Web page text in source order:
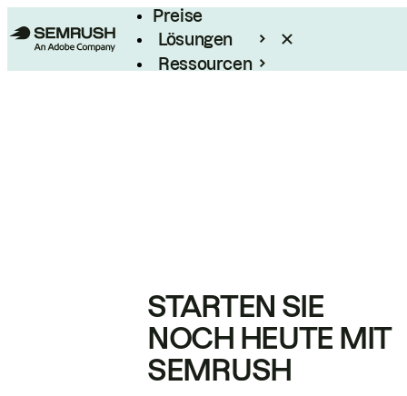
Preise
Lösungen
Ressourcen
STARTEN SIE
NOCH HEUTE MIT
SEMRUSH